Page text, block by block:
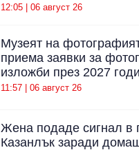
12:05 | 06 август 26
Музеят на
приема заявки за
изложби през 2027
11:57 | 06 август 26
Жена подаде сигнал в
Казанлък заради